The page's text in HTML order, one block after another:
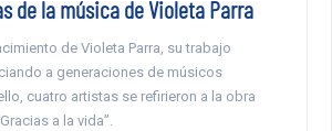
de la música de Violeta Parra
de Violeta Parra, su trabajo
a generaciones de músicos
cuatro artistas se refirieron a la obra
a la vida”.